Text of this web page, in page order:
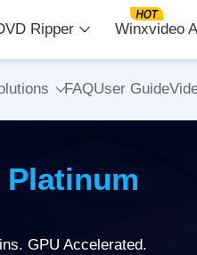
Ripper Winxvideo
FAQUser Guide
Platinum
GPU Accelerated.